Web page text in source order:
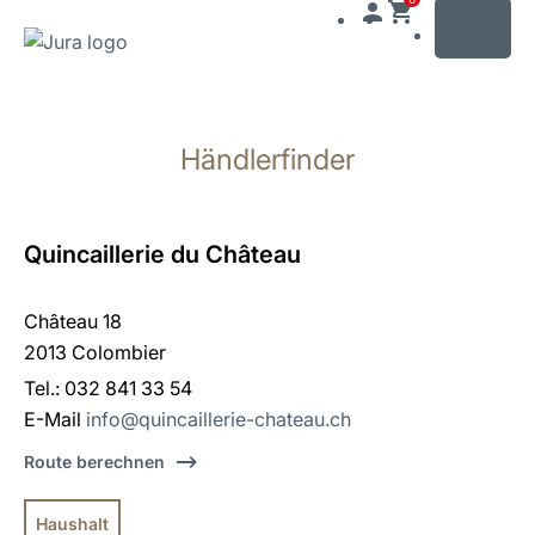
wechseln
Händlerfinder
Quincaillerie du Château
Château 18
2013 Colombier
Tel.: 032 841 33 54
E-Mail info@quincaillerie-chateau.ch
Route berechnen
Haushalt